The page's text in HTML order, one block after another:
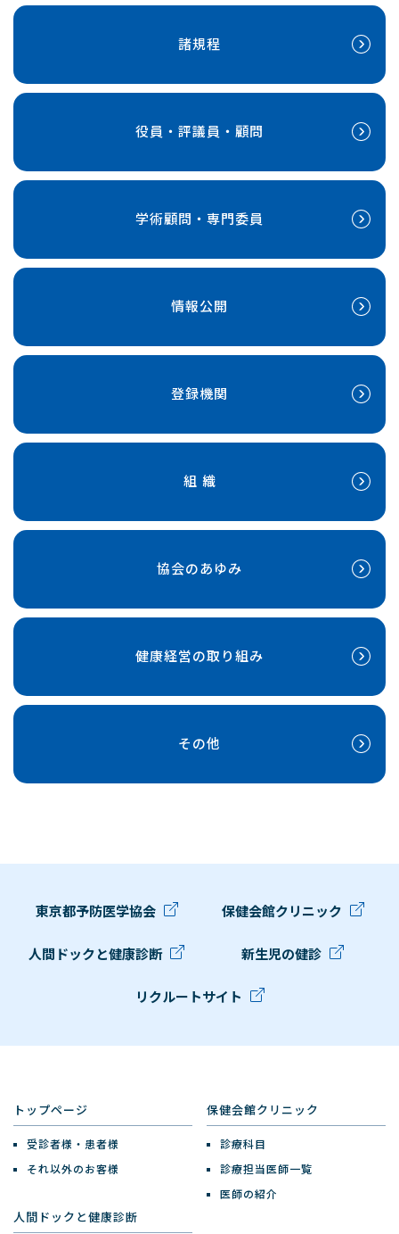
諸規程
役員・評議員・顧問
学術顧問・専門委員
情報公開
登録機関
組 織
協会のあゆみ
健康経営の取り組み
その他
東京都予防医学協会 保健会館クリニック
人間ドックと健康診断 新生児の健診
リクルートサイト
トップページ
受診者様・患者様
それ以外のお客様
人間ドックと健康診断
保健会館クリニック
診療科目
診療担当医師一覧
医師の紹介